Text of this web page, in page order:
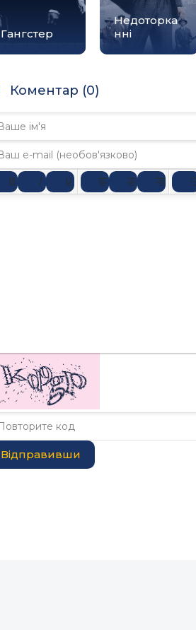
Гангстер
Недоторка
нні
Коментар (0)
Відправивши